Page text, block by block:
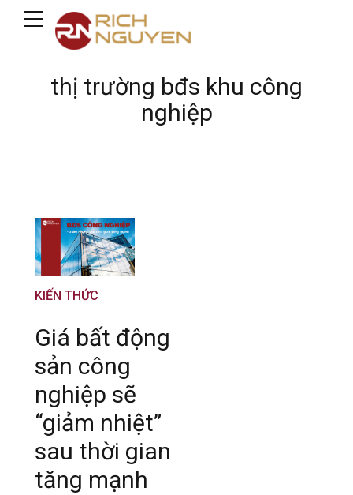
thị trường bđs khu công
nghiệp
KIẾN THỨC
Giá bất động
sản công
nghiệp sẽ
“giảm nhiệt”
sau thời gian
tăng mạnh